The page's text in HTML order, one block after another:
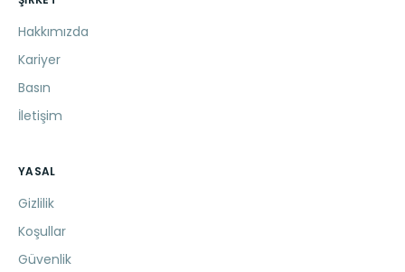
Hakkımızda
Kariyer
Basın
İletişim
YASAL
Gizlilik
Koşullar
Güvenlik